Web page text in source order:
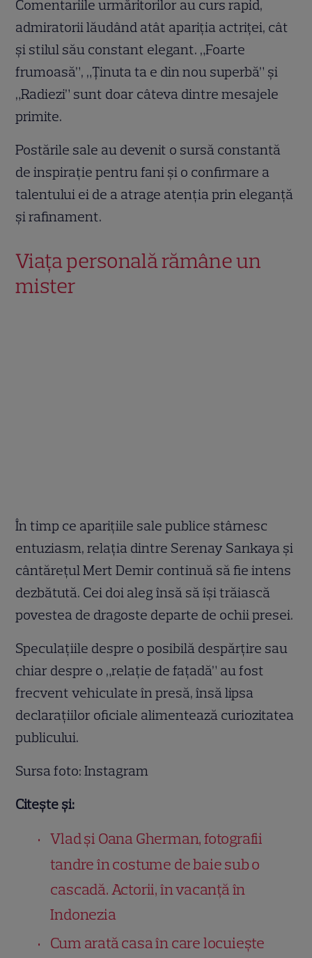
Comentariile urmăritorilor au curs rapid,
admiratorii lăudând atât apariția actriței, cât
și stilul său constant elegant. „Foarte
frumoasă”, „Ținuta ta e din nou superbă” și
„Radiezi” sunt doar câteva dintre mesajele
primite.
Postările sale au devenit o sursă constantă
de inspirație pentru fani și o confirmare a
talentului ei de a atrage atenția prin eleganță
și rafinament.
Viața personală rămâne un
mister
În timp ce aparițiile sale publice stârnesc
entuziasm, relația dintre Serenay Sarıkaya și
cântărețul Mert Demir continuă să fie intens
dezbătută. Cei doi aleg însă să își trăiască
povestea de dragoste departe de ochii presei.
Speculațiile despre o posibilă despărțire sau
chiar despre o „relație de fațadă” au fost
frecvent vehiculate în presă, însă lipsa
declarațiilor oficiale alimentează curiozitatea
publicului.
Sursa foto: Instagram
Citește și:
Vlad și Oana Gherman, fotografii
tandre în costume de baie sub o
cascadă. Actorii, în vacanță în
Indonezia
Cum arată casa în care locuiește